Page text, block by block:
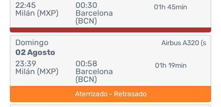
22:45
Milán (MXP)
00:30
Barcelona
(BCN)
01h 45min
Domingo
02 Agosto
23:39
Milán (MXP)
00:58
Barcelona
(BCN)
01h 19min
Airbus A320 (s
Aterrizado - Retrasado